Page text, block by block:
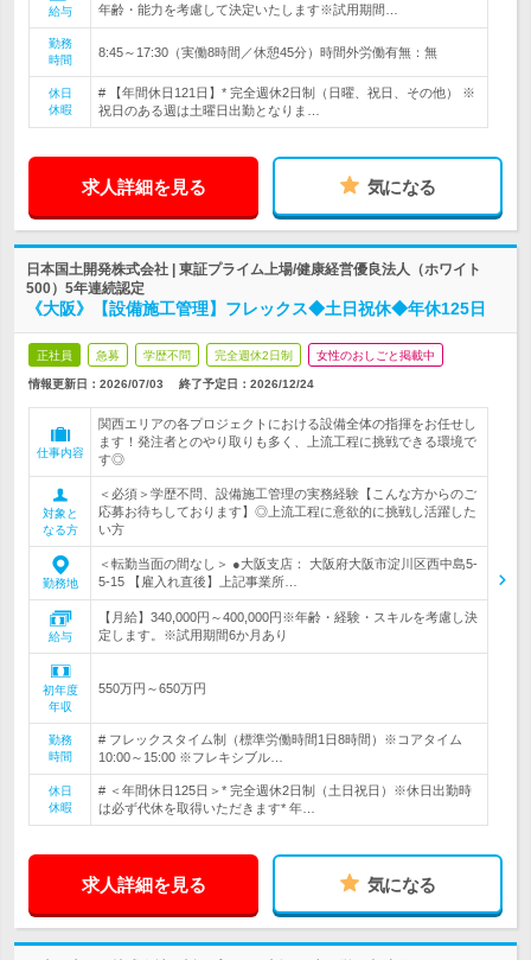
給与
年齢・能力を考慮して決定いたします※試用期間…
勤務
時間
8:45～17:30（実働8時間／休憩45分）時間外労働有無：無
休日
休暇
# 【年間休日121日】* 完全週休2日制（日曜、祝日、その他） ※
祝日のある週は土曜日出勤となりま…
求人詳細を見る 気になる
日本国土開発株式会社 | 東証プライム上場/健康経営優良法人（ホワイト
500）5年連続認定
《大阪》【設備施工管理】フレックス◆土日祝休◆年休125日
正社員 急募 学歴不問 完全週休2日制 女性のおしごと掲載中
情報更新日：2026/07/03 終了予定日： 2026/12/24
仕事内容
関西エリアの各プロジェクトにおける設備全体の指揮をお任せし
ます！発注者とのやり取りも多く、上流工程に挑戦できる環境で
す◎
対象と
なる方
＜必須＞学歴不問、設備施工管理の実務経験【こんな方からのご
応募お待ちしております】◎上流工程に意欲的に挑戦し活躍した
い方
勤務地
＜転勤当面の間なし＞ ●大阪支店： 大阪府大阪市淀川区西中島5-
5-15 【雇入れ直後】上記事業所…
給与
【月給】340,000円～400,000円※年齢・経験・スキルを考慮し決
定します。※試用期間6か月あり
初年度
年収
550万円～650万円
勤務
時間
# フレックスタイム制（標準労働時間1日8時間）※コアタイム
10:00～15:00 ※フレキシブル…
休日
休暇
# ＜年間休日125日＞* 完全週休2日制（土日祝日）※休日出勤時
は必ず代休を取得いただきます* 年…
求人詳細を見る 気になる